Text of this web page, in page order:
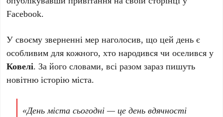
Facebook.
У своєму зверненні мер наголосив, що цей день є
особливим для кожного, хто народився чи оселився у
Ковелі. За його словами, всі разом зараз пишуть
новітню історію міста.
«День міста сьогодні — це день вдячності